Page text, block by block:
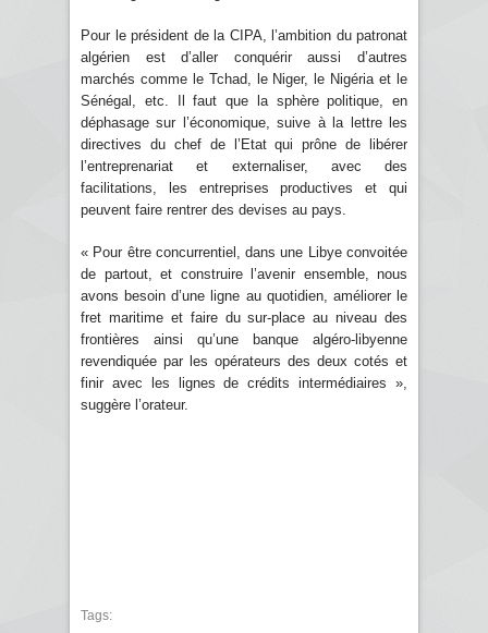
Pour le président de la CIPA, l’ambition du patronat
algérien est d’aller conquérir aussi d’autres
marchés comme le Tchad, le Niger, le Nigéria et le
Sénégal, etc. Il faut que la sphère politique, en
déphasage sur l’économique, suive à la lettre les
directives du chef de l’Etat qui prône de libérer
l’entreprenariat et externaliser, avec des
facilitations, les entreprises productives et qui
peuvent faire rentrer des devises au pays.
« Pour être concurrentiel, dans une Libye convoitée
de partout, et construire l’avenir ensemble, nous
avons besoin d’une ligne au quotidien, améliorer le
fret maritime et faire du sur-place au niveau des
frontières ainsi qu’une banque algéro-libyenne
revendiquée par les opérateurs des deux cotés et
finir avec les lignes de crédits intermédiaires »,
suggère l’orateur.
Tags: